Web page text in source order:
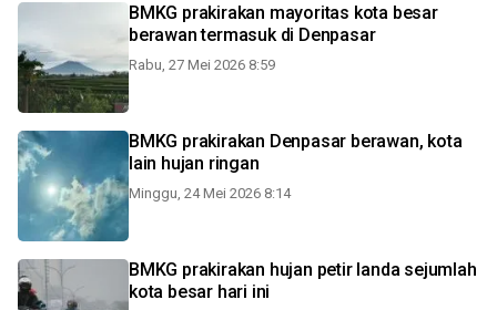
BMKG prakirakan mayoritas kota besar
berawan termasuk di Denpasar
Rabu, 27 Mei 2026 8:59
BMKG prakirakan Denpasar berawan, kota
lain hujan ringan
Minggu, 24 Mei 2026 8:14
BMKG prakirakan hujan petir landa sejumlah
kota besar hari ini